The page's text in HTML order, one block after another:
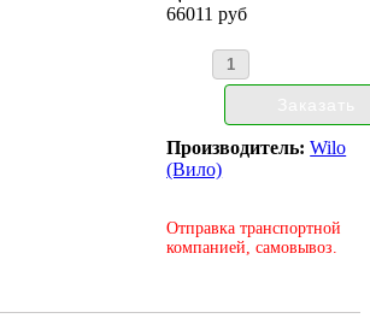
66011 руб
Производитель:Wilo
(Вило)
Отправка транспортной
компанией, самовывоз.